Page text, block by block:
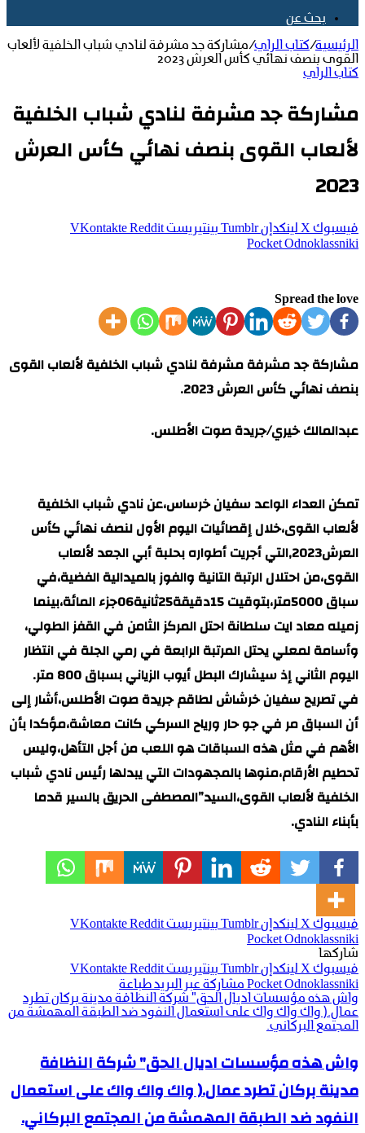
بحث عن
الرئيسية/كتاب الراي/مشاركة جد مشرفة لنادي شباب الخلفية لألعاب
القوى بنصف نهائي كأس العرش 2023
كتاب الراي
مشاركة جد مشرفة لنادي شباب الخلفية
لألعاب القوى بنصف نهائي كأس العرش
2023
فيسبوك‫X لينكدإن بينتيريست
Odnoklassniki
‫Pocket
Spread the love
مشاركة جد مشرفة مشرفة لنادي شباب الخلفية لألعاب القوى
بنصف نهائي كأس العرش 2023.
عبدالمالك خيري/جريدة صوت الأطلس.
تمكن العداء الواعد سفيان خرساس،عن نادي شباب الخلفية
لألعاب القوى،خلال إقصائيات اليوم الأول لنصف نهائي كأس
العرش2023,التي أجريت أطواره بحلبة أبي الجعد لألعاب
القوى،من احتلال الرتبة التانية والفوز بالميدالية الفضية،في
سباق 5000متر،بتوقيت 15دقيقة25ثانية06جزء المائة،بينما
زميله معاد ايت سلطانة احتل المركز الثامن في القفز الطولي،
وأسامة لمعلي يحتل المرتبة الرابعة في رمي الجلة في انتظار
اليوم الثاني إذ سيشارك البطل أيوب الزياني بسباق 800 متر.
في تصريح سفيان خرشاش لطاقم جريدة صوت الأطلس،أشار إلى
أن السباق مر في جو حار ورياح السركي كانت معاشة،مؤكدا بأن
الأهم في مثل هذه السباقات هو اللعب من أجل التأهل،وليس
تحطيم الأرقام،منوها بالمجهودات التي يبدلها رئيس نادي شباب
الخلفية لألعاب القوى،السيد”المصطفى الحريق بالسير قدما
بأبناء النادي.
فيسبوك‫X لينكدإن بينتيريست
Odnoklassniki
‫Pocket
شاركها
فيسبوك‫X لينكدإن بينتيريست
Odnoklassniki
‫Pocket مشاركة عبر البريدطباعة
واش هذه مؤسسات اديال الحق" شركة النظافة مدينة بركان تطرد
عمال.( واك واك واك على استعمال النفود ضد الطبقة المهمشة من
المجتمع البركاني.
واش هذه مؤسسات اديال الحق" شركة النظافة
مدينة بركان تطرد عمال.( واك واك واك على استعمال
النفود ضد الطبقة المهمشة من المجتمع البركاني.